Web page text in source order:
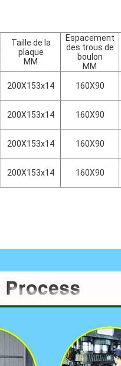
Taille de la
plaque
MM
Espacement
des trous de
boulon
MM
200X153x14 160X90
200X153x14 160X90
200X153x14 160X90
200X153x14 160X90